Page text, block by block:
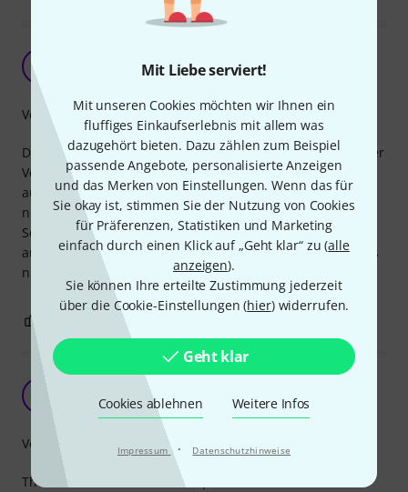
Mit Liebe serviert!
Mit unseren Cookies möchten wir Ihnen ein
fluffiges Einkaufserlebnis mit allem was
dazugehört bieten. Dazu zählen zum Beispiel
passende Angebote, personalisierte Anzeigen
und das Merken von Einstellungen. Wenn das für
Sie okay ist, stimmen Sie der Nutzung von Cookies
für Präferenzen, Statistiken und Marketing
einfach durch einen Klick auf „Geht klar“ zu (alle
anzeigen).
Sie können Ihre erteilte Zustimmung jederzeit
über die Cookie-Einstellungen (hier) widerrufen.
Geht klar
Cookies ablehnen Weitere Infos
Impressum · Datenschutzhinweise
OS
Oliver S. 113 03.12.2023
Dieser witzige Becher ist aus bruchsicherem Kunststoff. Der
Verschluss hält alles dicht, auch in Bus und Bahn. Das
aufgedruckte Logo ist so gemacht, dass es erstmal wohl
nicht abreibt. Alles erfreuliche Eigenschaften, der
Schraubdeckel geht leicht auf und zu. Man muss nur
aufpassen, das die kleine Silikondichtung des Verschlusses
nicht verloren geht.
Verarbeitung
Tut was er soll mit einer Schwäche
sweet_manni 25.07.2024
Thermobecher sollen die Temperatur der darin
Verarbeitung